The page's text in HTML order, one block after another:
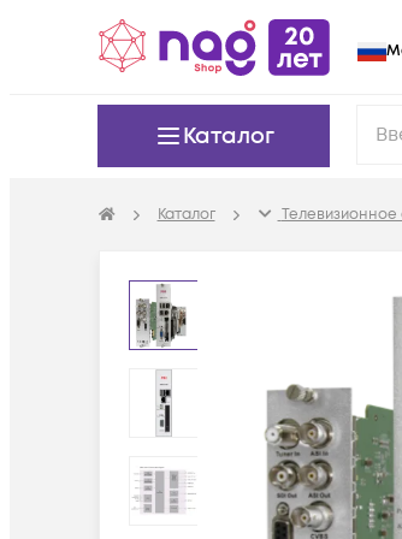
Каталог
Каталог